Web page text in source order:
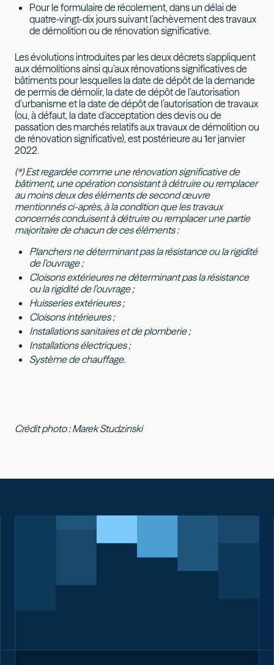
Pour le formulaire de récolement, dans un délai de
quatre-vingt-dix jours suivant l’achèvement des travaux
de démolition ou de rénovation significative.
Les évolutions introduites par les deux décrets s’appliquent
aux démolitions ainsi qu’aux rénovations significatives de
bâtiments pour lesquelles la date de dépôt de la demande
de permis de démolir, la date de dépôt de l’autorisation
d’urbanisme et la date de dépôt de l’autorisation de travaux
(ou, à défaut, la date d’acceptation des devis ou de
passation des marchés relatifs aux travaux de démolition ou
de rénovation significative), est postérieure au 1er janvier
2022.
(*) Est regardée comme une rénovation significative de
bâtiment, une opération consistant à détruire ou remplacer
au moins deux des éléments de second œuvre
mentionnés ci-après, à la condition que les travaux
concernés conduisent à détruire ou remplacer une partie
majoritaire de chacun de ces éléments :
Planchers ne déterminant pas la résistance ou la rigidité
de l’ouvrage ;
Cloisons extérieures ne déterminant pas la résistance
ou la rigidité de l’ouvrage ;
Huisseries extérieures ;
Cloisons intérieures ;
Installations sanitaires et de plomberie ;
Installations électriques ;
Système de chauffage.
Crédit photo : Marek Studzinski